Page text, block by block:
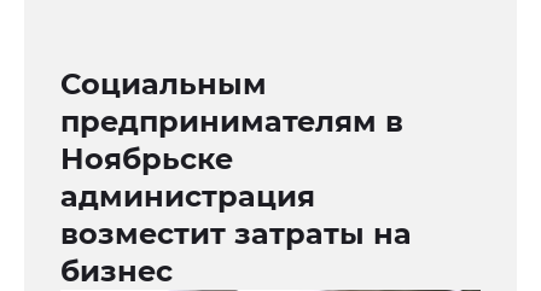
Социальным
предпринимателям в
Ноябрьске
администрация
возместит затраты на
бизнес